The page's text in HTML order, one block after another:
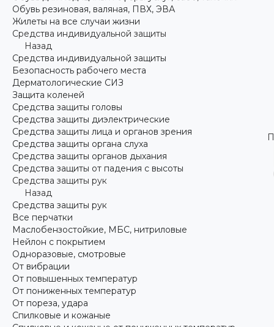
Обувь резиновая, валяная, ПВХ, ЭВА
Жилеты на все случаи жизни
Средства индивидуальной защиты
Назад
Средства индивидуальной защиты
Безопасность рабочего места
Дерматологические СИЗ
Защита коленей
Средства защиты головы
Средства защиты диэлектрические
Средства защиты лица и органов зрения
Средства защиты органа слуха
Средства защиты органов дыхания
Средства защиты от падения с высоты
Средства защиты рук
Назад
Средства защиты рук
Все перчатки
Маслобензостойкие, МБС, нитриловые
Нейлон с покрытием
Одноразовые, смотровые
От вибрации
От повышенных температур
От пониженных температур
От пореза, удара
Спилковые и кожаные